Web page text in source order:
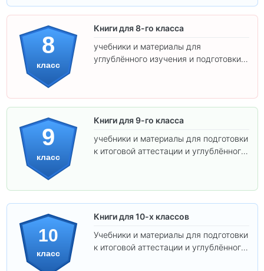
8
класс
Книги для 8-го класса
учебники и материалы для
углублённого изучения и подготовки к
9
класс
Книги для 9-го класса
учебники и материалы для подготовки
к итоговой аттестации и углублённого
10
класс
Книги для 10-х классов
Учебники и материалы для подготовки
к итоговой аттестации и углублённого